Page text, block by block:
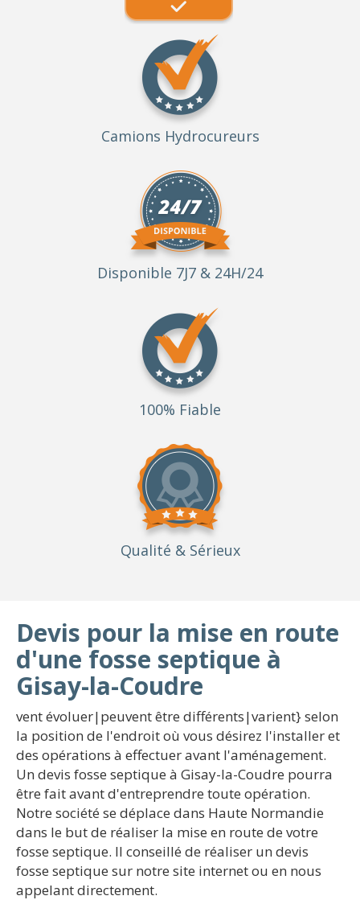
Camions Hydrocureurs
Disponible 7J7 & 24H/24
100% Fiable
Qualité & Sérieux
Devis pour la mise en route
d'une fosse septique à
Gisay-la-Coudre
vent évoluer|peuvent être différents|varient} selon
la position de l'endroit où vous désirez l'installer et
des opérations à effectuer avant l'aménagement.
Un devis fosse septique à Gisay-la-Coudre pourra
être fait avant d'entreprendre toute opération.
Notre société se déplace dans Haute Normandie
dans le but de réaliser la mise en route de votre
fosse septique. Il conseillé de réaliser un devis
fosse septique sur notre site internet ou en nous
appelant directement.